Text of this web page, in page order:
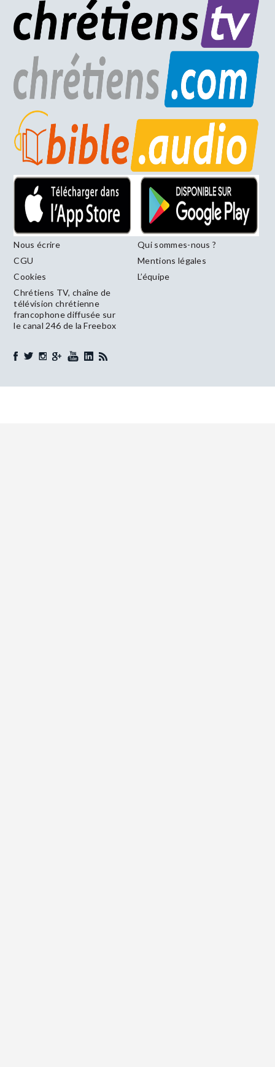
Nous écrire
Qui sommes-nous ?
CGU
Mentions légales
Cookies
L’équipe
Chrétiens TV, chaîne de
télévision chrétienne
francophone diffusée sur
le canal 246 de la Freebox